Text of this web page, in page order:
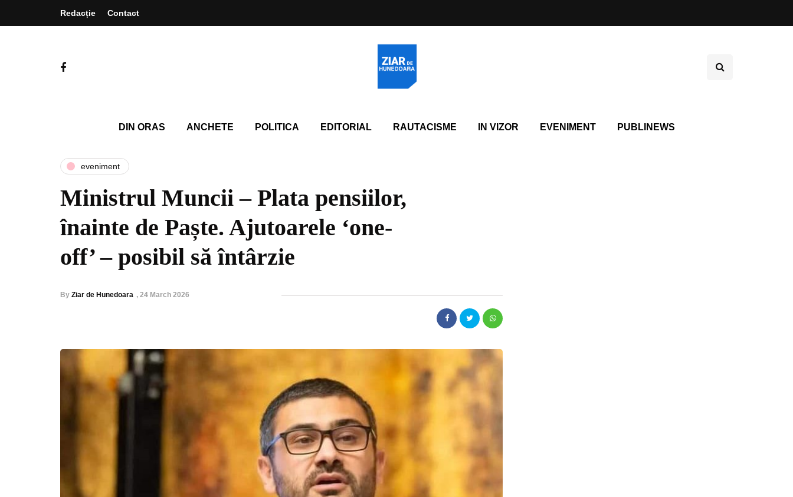
Redacție Contact
DIN ORAS ANCHETE POLITICA EDITORIAL RAUTACISME IN VIZOR EVENIMENT PUBLINEWS
eveniment
Ministrul Muncii – Plata pensiilor,
înainte de Paște. Ajutoarele ‘one-
off’ – posibil să întârzie
By Ziar de Hunedoara , 24 March 2026